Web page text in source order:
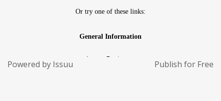
Powered by Issuu Publish for Free